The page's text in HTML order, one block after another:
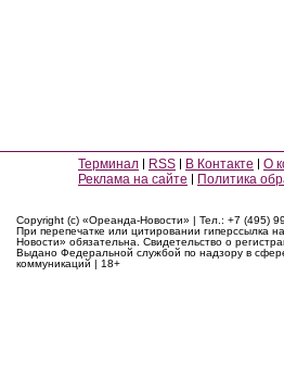
Терминал RSS В Контакте О
Реклама на сайте
Политика
Copyright (c) «Ореанда-Новости» | Тел.: +7 (495)
При перепечатке или цитировании гиперссылка
Новости» обязательна. Свидетельство о
Выдано Федеральной службой по надзору в
коммуникаций | 18+